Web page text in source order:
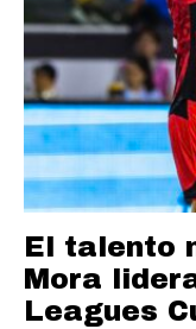
El talento
Mora
Leagues